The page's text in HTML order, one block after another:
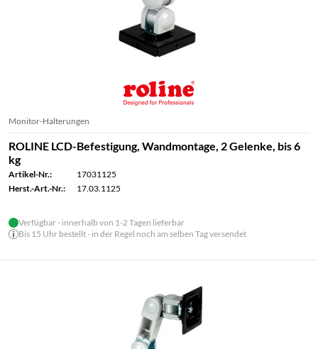
Monitor-Halterungen
ROLINE LCD-Befestigung, Wandmontage, 2 Gelenke, bis 6
kg
Artikel-Nr.:
17031125
Herst.-Art.-Nr.:
17.03.1125
Verfügbar - innerhalb von 1-2 Tagen lieferbar
Bis 15 Uhr bestellt - in der Regel noch am selben Tag versendet